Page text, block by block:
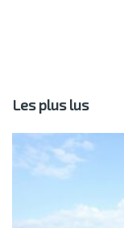
Les plus lus